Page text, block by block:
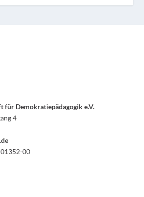
für Demokratiepädagogik e.V.
4
00